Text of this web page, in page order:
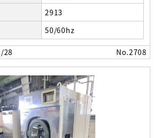
2913
50/60hz
28 No.2708